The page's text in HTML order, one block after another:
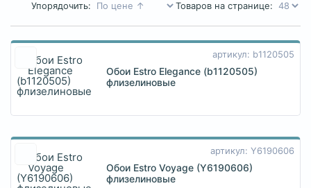
Упорядочить: Товаров на странице:
артикул: b1120505
Обои Estro Elegance (b1120505)
флизелиновые
артикул: Y6190606
Обои Estro Voyage (Y6190606)
флизелиновые